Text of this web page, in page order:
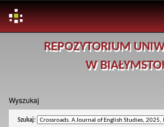
REPOZYTORIUM
W
Wyszukaj
Szukaj: